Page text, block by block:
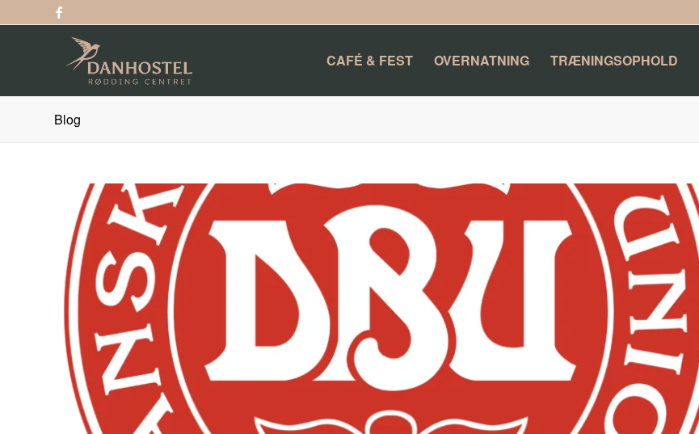
CAFÉ & FEST OVERNATNING TRÆNINGSOPHOLD
Blog